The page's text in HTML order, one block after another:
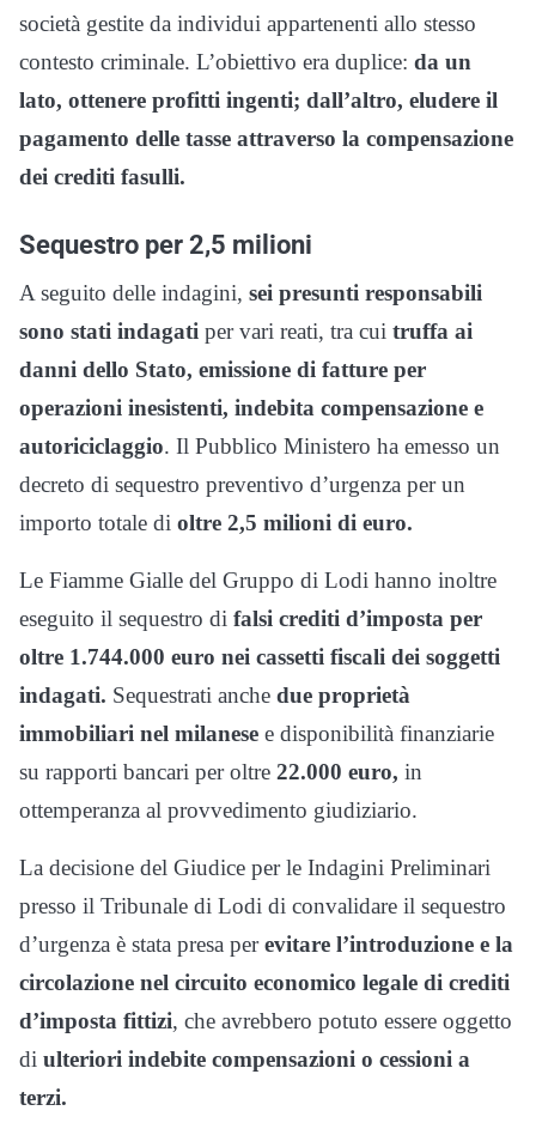
società gestite da individui appartenenti allo stesso
contesto criminale. L’obiettivo era duplice: da un
lato, ottenere profitti ingenti; dall’altro, eludere il
pagamento delle tasse attraverso la compensazione
dei crediti fasulli.
Sequestro per 2,5 milioni
A seguito delle indagini, sei presunti responsabili
sono stati indagati per vari reati, tra cui truffa ai
danni dello Stato, emissione di fatture per
operazioni inesistenti, indebita compensazione e
autoriciclaggio. Il Pubblico Ministero ha emesso un
decreto di sequestro preventivo d’urgenza per un
importo totale di oltre 2,5 milioni di euro.
Le Fiamme Gialle del Gruppo di Lodi hanno inoltre
eseguito il sequestro di falsi crediti d’imposta per
oltre 1.744.000 euro nei cassetti fiscali dei soggetti
indagati. Sequestrati anche due proprietà
immobiliari nel milanese e disponibilità finanziarie
su rapporti bancari per oltre 22.000 euro, in
ottemperanza al provvedimento giudiziario.
La decisione del Giudice per le Indagini Preliminari
presso il Tribunale di Lodi di convalidare il sequestro
d’urgenza è stata presa perevitare l’introduzione e la
circolazione nel circuito economico legale di crediti
d’imposta fittizi, che avrebbero potuto essere oggetto
di ulteriori indebite compensazioni o cessioni a
terzi.